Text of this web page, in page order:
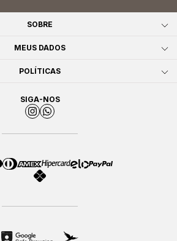
SOBRE
MEUS DADOS
POLÍTICAS
SIGA-NOS